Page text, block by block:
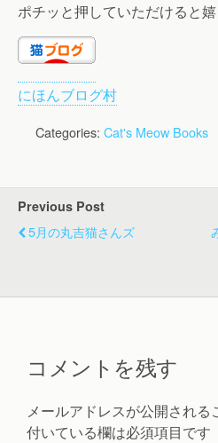
ポチッと押していただけると
にほんブログ村
Categories: Cat's Meow Books
Previous Post
5月の丸吉猫さんズ
コメントを残す
メールアドレスが公開される
付いている欄は必須項目です